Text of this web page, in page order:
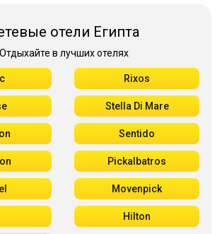
отели Египта
Отдыхайте в лучших отелях
Rixos
Stella Di Mare
Sentido
Pickalbatros
Movenpick
Hilton